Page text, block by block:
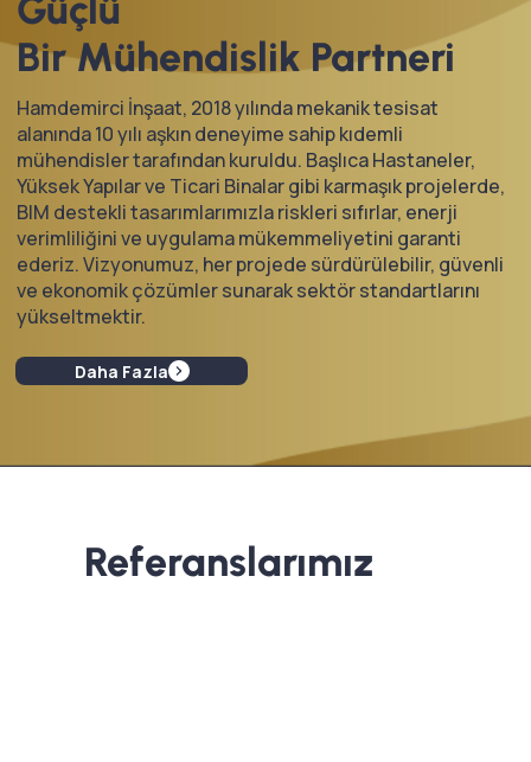
Güçlü
BirMühendislik Partneri
Hamdemirci İnşaat, 2018 yılında mekanik tesisat
alanında 10 yılı aşkın deneyime sahip kıdemli
mühendisler tarafından kuruldu. Başlıca Hastaneler,
Yüksek Yapılar ve Ticari Binalar gibi karmaşık projelerde,
BIM destekli tasarımlarımızla riskleri sıfırlar, enerji
verimliliğini ve uygulama mükemmeliyetini garanti
ederiz. Vizyonumuz, her projede sürdürülebilir, güvenli
ve ekonomik çözümler sunarak sektör standartlarını
yükseltmektir.
Daha Fazla
Referanslarımız